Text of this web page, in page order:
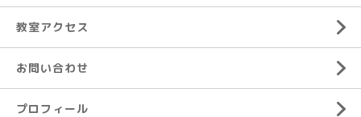
教室アクセス
お問い合わせ
プロフィール